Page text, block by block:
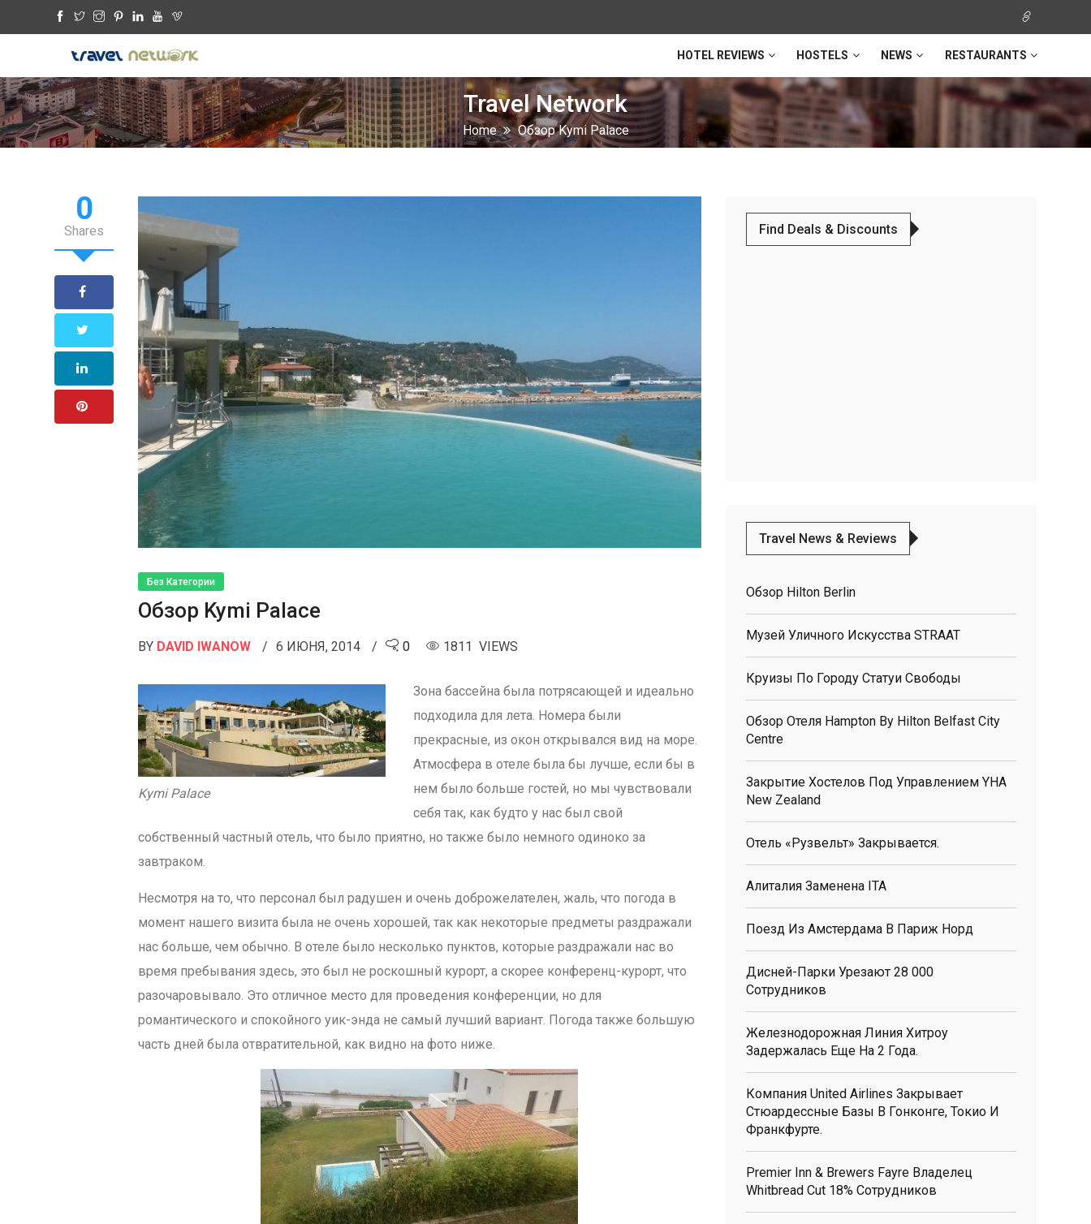
HOTEL REVIEWS HOSTELS NEWS RESTAURANTS
Travel Network
Home Обзор Kymi Palace
0
Shares
Без Категории
Обзор Kymi Palace
BY DAVID IWANOW 6 ИЮНЯ, 2014 0 1811 VIEWS
Kymi Palace
Зона бассейна была потрясающей и идеально
подходила для лета. Номера были
прекрасные, из окон открывался вид на море.
Атмосфера в отеле была бы лучше, если бы в
нем было больше гостей, но мы чувствовали
себя так, как будто у нас был свой
собственный частный отель, что было приятно, но также было немного одиноко за
завтраком.
Несмотря на то, что персонал был радушен и очень доброжелателен, жаль, что погода в
момент нашего визита была не очень хорошей, так как некоторые предметы раздражали
нас больше, чем обычно. В отеле было несколько пунктов, которые раздражали нас во
время пребывания здесь, это был не роскошный курорт, а скорее конференц-курорт, что
разочаровывало. Это отличное место для проведения конференции, но для
романтического и спокойного уик-энда не самый лучший вариант. Погода также большую
часть дней была отвратительной, как видно на фото ниже.
Find Deals & Discounts
Travel News & Reviews
Обзор Hilton Berlin
Музей Уличного Искусства STRAAT
Круизы По Городу Статуи Свободы
Обзор Отеля Hampton By Hilton Belfast City
Centre
Закрытие Хостелов Под Управлением YHA
New Zealand
Отель «Рузвельт» Закрывается.
Алиталия Заменена ITA
Поезд Из Амстердама В Париж Норд
Дисней-Парки Урезают 28 000
Сотрудников
Железнодорожная Линия Хитроу
Задержалась Еще На 2 Года.
Компания United Airlines Закрывает
Стюардессные Базы В Гонконге, Токио И
Франкфурте.
Premier Inn & Brewers Fayre Владелец
Whitbread Cut 18% Сотрудников